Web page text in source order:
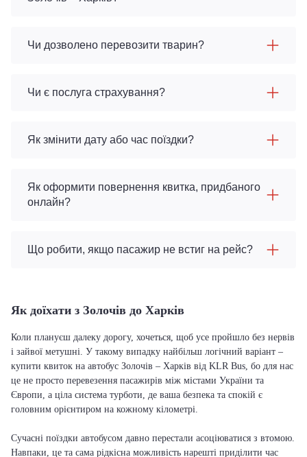
Чи дозволено перевозити тварин?
Чи є послуга страхування?
Як змінити дату або час поїздки?
Як оформити повернення квитка, придбаного
онлайн?
Що робити, якщо пасажир не встиг на рейс?
Як доїхати з Золочів до Харків
Коли плануєш далеку дорогу, хочеться, щоб усе пройшло без нервів
і зайвої метушні. У такому випадку найбільш логічний варіант –
купити квиток на автобус Золочів – Харків від KLR Bus, бо для нас
це не просто перевезення пасажирів між містами України та
Європи, а ціла система турботи, де ваша безпека та спокій є
головним орієнтиром на кожному кілометрі.
Сучасні поїздки автобусом давно перестали асоціюватися з втомою.
Навпаки, це та сама рідкісна можливість нарешті приділити час